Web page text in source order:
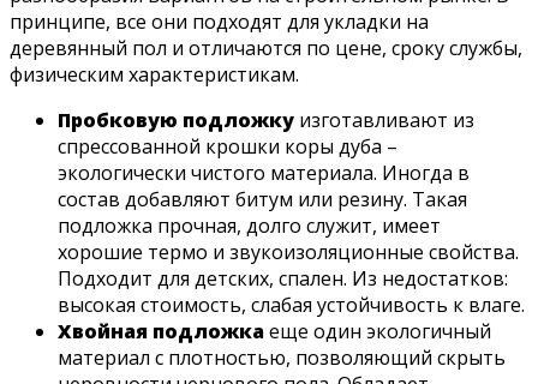
принципе, все они подходят для укладки на
деревянный пол и отличаются по цене, сроку службы,
физическим характеристикам.
Пробковую подложку изготавливают из
спрессованной крошки коры дуба –
экологически чистого материала. Иногда в
состав добавляют битум или резину. Такая
подложка прочная, долго служит, имеет
хорошие термо и звукоизоляционные свойства.
Подходит для детских, спален. Из недостатков:
высокая стоимость, слабая устойчивость к влаге.
Хвойная подложкаеще один экологичный
материал с плотностью, позволяющий скрыть